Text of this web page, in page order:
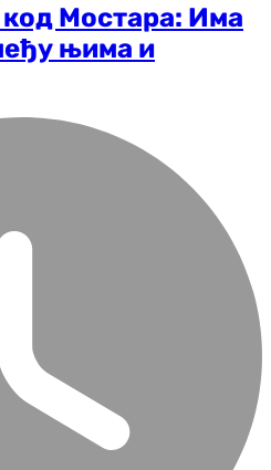
Мостара: Има
њима и